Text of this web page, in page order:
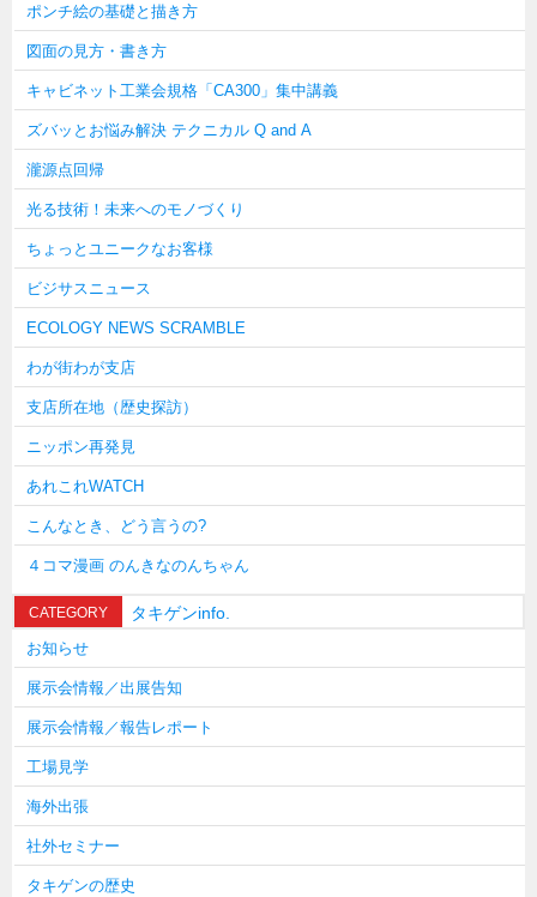
ポンチ絵の基礎と描き方
図面の見方・書き方
キャビネット工業会規格「CA300」集中講義
ズバッとお悩み解決 テクニカル Q and A
瀧源点回帰
光る技術！未来へのモノづくり
ちょっとユニークなお客様
ビジサスニュース
ECOLOGY NEWS SCRAMBLE
わが街わが支店
支店所在地（歴史探訪）
ニッポン再発見
あれこれWATCH
こんなとき、どう言うの?
４コマ漫画 のんきなのんちゃん
CATEGORY タキゲンinfo.
お知らせ
展示会情報／出展告知
展示会情報／報告レポート
工場見学
海外出張
社外セミナー
タキゲンの歴史